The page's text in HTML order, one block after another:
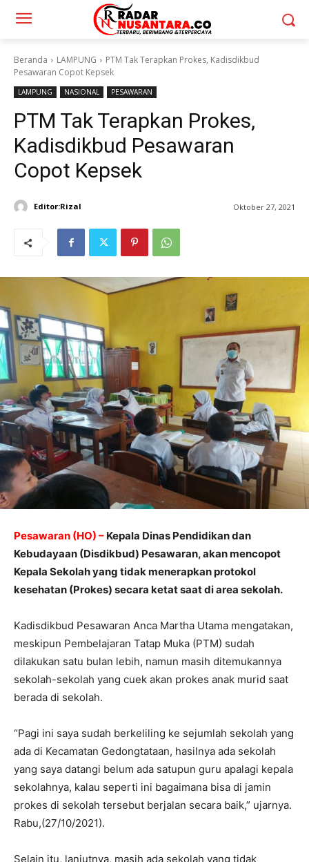
Beranda LAMPUNG
PTM Tak Terapkan Prokes, Kadisdikbud
Pesawaran Copot Kepsek
LAMPUNG NASIONAL PESAWARAN
PTM Tak Terapkan Prokes,
Kadisdikbud Pesawaran
Copot Kepsek
Editor:Rizal Oktober 27, 2021
Pesawaran (HO) – Kepala Dinas Pendidikan dan
Kebudayaan (Disdikbud) Pesawaran, akan mencopot
Kepala Sekolah yang tidak menerapkan protokol
kesehatan (Prokes) secara ketat saat di area sekolah.
Kadisdikbud Pesawaran Anca Martha Utama mengatakan,
meskipun Pembelajaran Tatap Muka (PTM) sudah
dilakukan satu bulan lebih, namun masih ditemukannya
sekolah-sekolah yang cuek akan prokes anak murid saat
berada di sekolah.
“Pagi ini saya sudah berkeliling ke sejumlah sekolah yang
ada di Kecamatan Gedongtataan, hasilnya ada sekolah
yang saya datangi belum ada satupun guru apalagi kepala
sekolahnya, kalau seperti ini bagaimana bisa di jamin
prokes di sekolah tersebut berjalan secara baik,” ujarnya.
Rabu,(27/10/2021).
Selain itu, lanjutnya, masih ada sekolah yang tidak